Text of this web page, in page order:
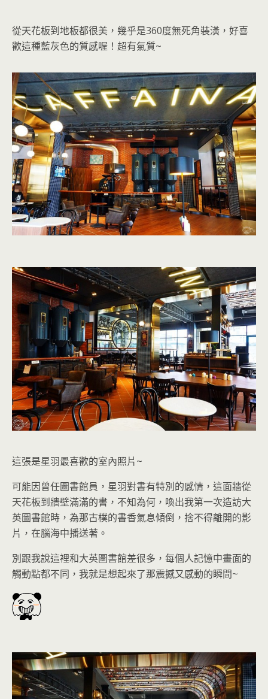
從天花板到地板都很美，幾乎是360度無死角裝潢，好喜
歡這種藍灰色的質感喔！超有氣質~
這張是星羽最喜歡的室內照片~
可能因曾任圖書館員，星羽對書有特別的感情， 這面牆從
天花板到牆壁滿滿的書，不知為何，喚出我第一次造訪大
英圖書館時，為那古樸的書香氣息傾倒，捨不得離開的影
片，在腦海中播送著。
別跟我說這裡和大英圖書館差很多，每個人記憶中畫面的
觸動點都不同 ，我就是想起來了那震撼又感動的瞬間~